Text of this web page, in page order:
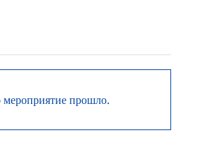
мероприятие прошло.